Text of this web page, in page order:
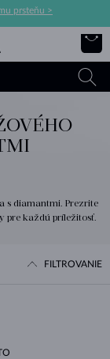
prsteňu >
s diamantmi. Prezrite
pre každú príležitosť.
FILTROVANIE